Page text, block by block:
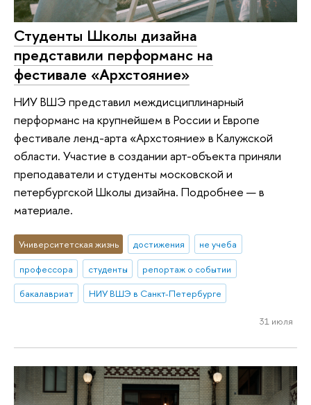
Студенты Школы дизайна
представили перформанс на
фестивале «Архстояние»
НИУ ВШЭ представил междисциплинарный
перформанс на крупнейшем в России и Европе
фестивале ленд-арта «Архстояние» в Калужской
области. Участие в создании арт-объекта приняли
преподаватели и студенты московской и
петербургской Школы дизайна. Подробнее — в
материале.
Университетская жизнь достижения
не учеба
профессора
студенты
репортаж о событии
бакалавриат
НИУ ВШЭ в Санкт-Петербурге
31 июля